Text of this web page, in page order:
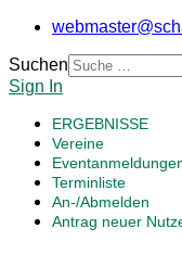
Suchen
Sign In
ERGEBNISSE
Vereine
Terminliste
An-/Abmelden
Antrag neuer